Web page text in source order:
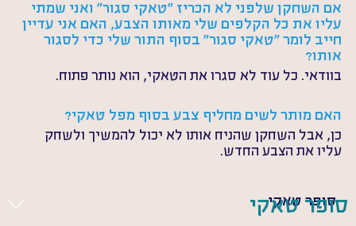
אם השחקן שלפני לא הכריז "טאקי סגור" ואני שמתי
עליו את כל הקלפים שלי מאותו הצבע, האם אני עדיין
חייב לומר "טאקי סגור" בסוף התור שלי כדי לסגור
אותו?
בוודאי. כל עוד לא סגרו את הטאקי, הוא נותר פתוח.
האם מותר לשים מחליף צבע בסוף מפל טאקי?
כן, אבל השחקן שהניח אותו לא יכול להמשיך ולשחק
עליו את הצבע החדש.
סופר טאקי
סופר טאקי